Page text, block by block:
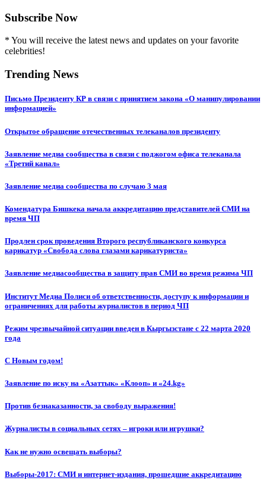
Subscribe Now
* You will receive the latest news and updates on your favorite
celebrities!
Trending News
Письмо Президенту КР в связи с принятием закона «О манипулировании
информацией»
Открытое обращение отечественных телеканалов президенту
Заявление медиа сообщества в связи с поджогом офиса телеканала
«Третий канал»
Заявление медиа сообщества по случаю 3 мая
Комендатура Бишкека начала аккредитацию представителей СМИ на
время ЧП
Продлен срок проведения Второго республиканского конкурса
карикатур «Свобода слова глазами карикатуриста»
Заявление медиасообщества в защиту прав СМИ во время режима ЧП
Институт Медиа Полиси об ответственности, доступу к информации и
ограничениях для работы журналистов в период ЧП
Режим чрезвычайной ситуации введен в Кыргызстане с 22 марта 2020
года
С Новым годом!
Заявление по иску на «Азаттык» «Клооп» и «24.kg»
Против безнаказанности, за свободу выражения!
Журналисты в социальных сетях – игроки или игрушки?
Как не нужно освещать выборы?
Выборы-2017: СМИ и интернет-издания, прошедшие аккредитацию